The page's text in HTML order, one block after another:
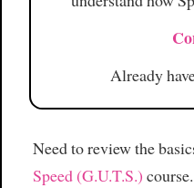
Already
Need to review the
Speed (G.U.T.S.)